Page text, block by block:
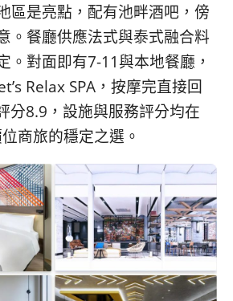
區是亮點，配有池畔酒吧，傍
。餐廳供應法式與泰式融合料
。對面即有7-11與本地餐廳，
Relax SPA，按摩完直接回
分8.9，設施與服務評分均在
商旅的穩定之選。